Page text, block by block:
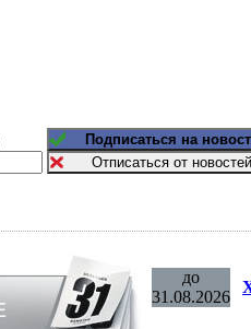
до
31.08.2026